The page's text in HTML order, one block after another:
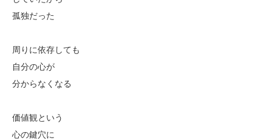
孤独だった
周りに依存しても
自分の心が
分からなくなる
価値観という
心の鍵穴に